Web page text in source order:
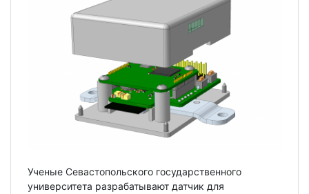
Ученые Севастопольского государственного
университета разрабатывают датчик для